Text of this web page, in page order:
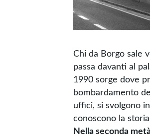
Chi da Borgo sale
passa davanti al
1990 sorge dove
bombardamento
uffici, si svolgono
conoscono la
Nella seconda